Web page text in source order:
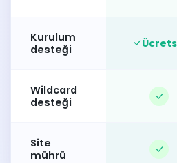
Kurulum
desteği
Wildcard
desteği
Site
mührü